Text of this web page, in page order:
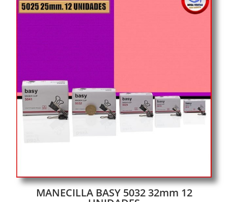
MANECILLA BASY 5032 32mm 12